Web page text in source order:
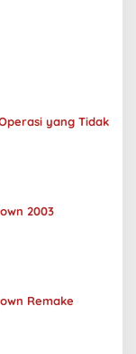
yang Tidak
2003
Remake